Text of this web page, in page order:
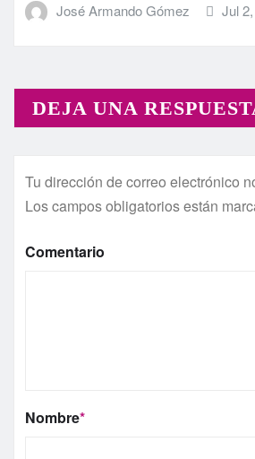
José Armando Gómez Jul
DEJA UNA
Tu dirección de correo electrónico
Los campos obligatorios están
Comentario
Nombre*